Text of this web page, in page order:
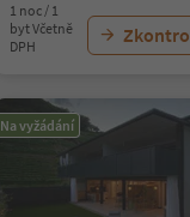
1 noc / 1
byt Včetně
DPH
Na vyžádání